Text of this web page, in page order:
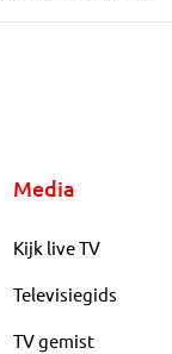
Media
Kijk live TV
Televisiegids
TV gemist